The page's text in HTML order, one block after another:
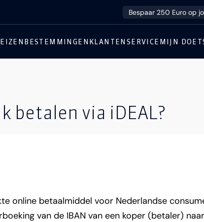
Bespaar 250 Euro op
BESTEMMINGEN KLANTENSERVICE MIJN
betalen via iDEAL?
online betaalmiddel voor Nederlandse
van de IBAN van een koper (betaler)